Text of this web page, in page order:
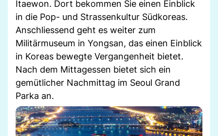
Itaewon. Dort bekommen Sie einen Einblick
in die Pop- und Strassenkultur Südkoreas.
Anschliessend geht es weiter zum
Militärmuseum in Yongsan, das einen Einblick
in Koreas bewegte Vergangenheit bietet.
Nach dem Mittagessen bietet sich ein
gemütlicher Nachmittag im Seoul Grand
Parka an.